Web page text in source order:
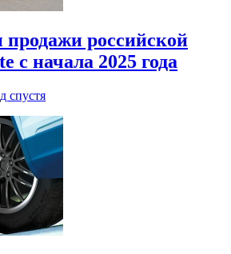
российской
с начала 2025 года
спустя